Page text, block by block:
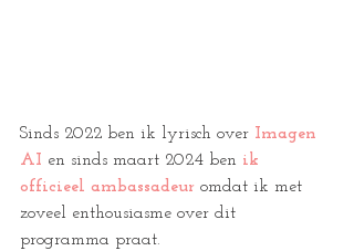
Sinds 2022 ben ik lyrisch over Imagen
AI en sinds maart 2024 ben ik
officieel ambassadeur omdat ik met
zoveel enthousiasme over dit
programma praat.